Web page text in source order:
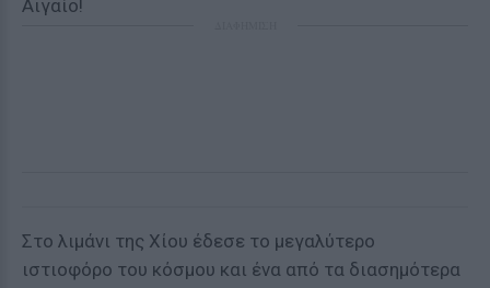
Στο λιμάνι της Χίου έδεσε το μεγαλύτερο
ιστιοφόρο του κόσμου και ένα από τα διασημότερα